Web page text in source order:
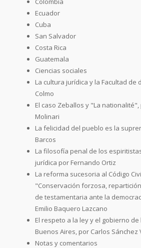
Ecuador
Cuba
San Salvador
Costa Rica
Guatemala
Ciencias sociales
La cultura jurídica y la Facultad de
Colmo
El caso Zeballos y "La nationalité",
Molinari
La felicidad del pueblo es la
Barcos
La filosofía penal de los
jurídica por Fernando Ortiz
La reforma sucesoria al Código
"Conservación forzosa,
de testamentaria ante la
Emilio Baquero Lazcano
El respeto a la ley y el gobierno
Buenos Aires, por Carlos Sánchez
Notas y comentarios